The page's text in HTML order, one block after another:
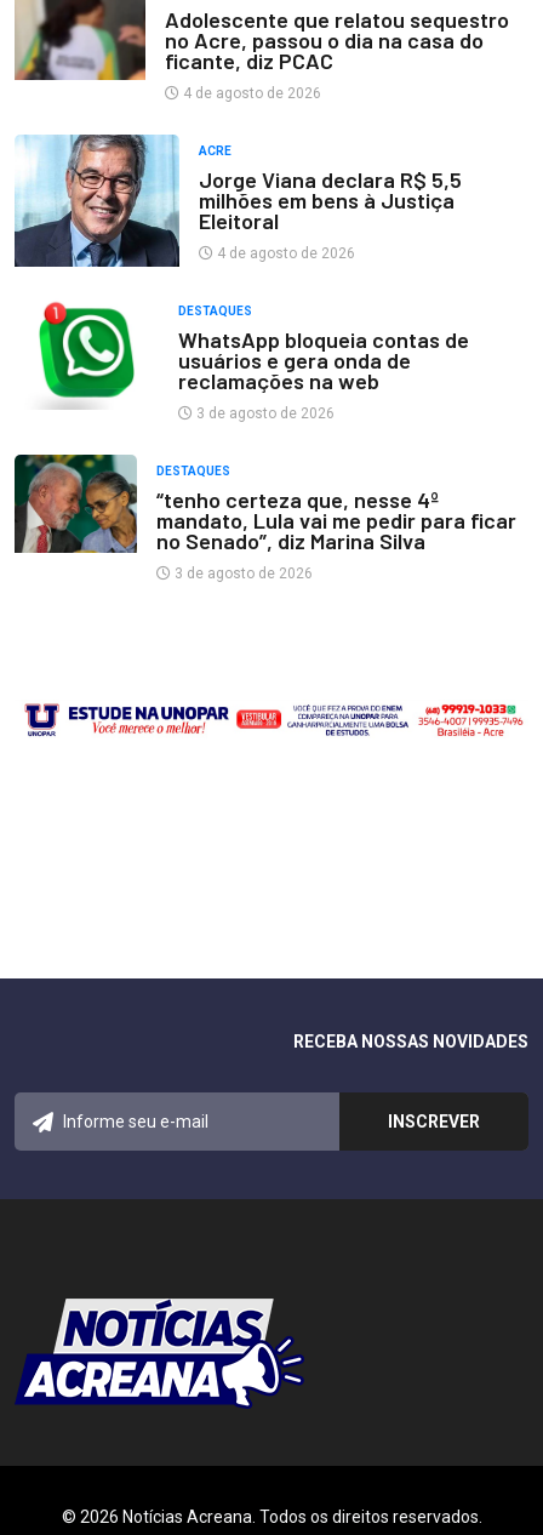
Adolescente que relatou sequestro
no Acre, passou o dia na casa do
ficante, diz PCAC
4 de agosto de 2026
ACRE
Jorge Viana declara R$ 5,5
milhões em bens à Justiça
Eleitoral
4 de agosto de 2026
DESTAQUES
WhatsApp bloqueia contas de
usuários e gera onda de
reclamações na web
3 de agosto de 2026
DESTAQUES
“tenho certeza que, nesse 4º
mandato, Lula vai me pedir para ficar
no Senado”, diz Marina Silva
3 de agosto de 2026
RECEBA NOSSAS NOVIDADES
© 2026 Notícias Acreana. Todos os direitos reservados.